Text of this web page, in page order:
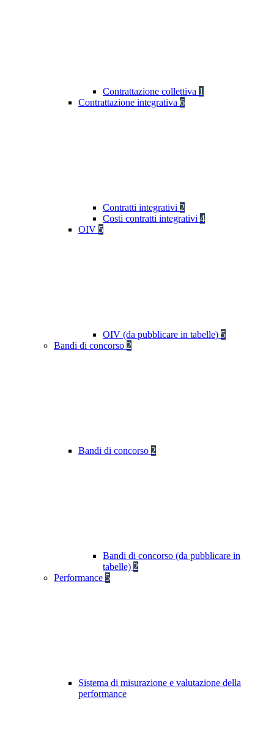
Contrattazione collettiva 1
Contrattazione integrativa 6
Contratti integrativi 2
Costi contratti integrativi 4
OIV 5
OIV (da pubblicare in tabelle) 5
Bandi di concorso 2
Bandi di concorso 2
Bandi di concorso (da pubblicare in
tabelle) 2
Performance 5
Sistema di misurazione e valutazione della
performance